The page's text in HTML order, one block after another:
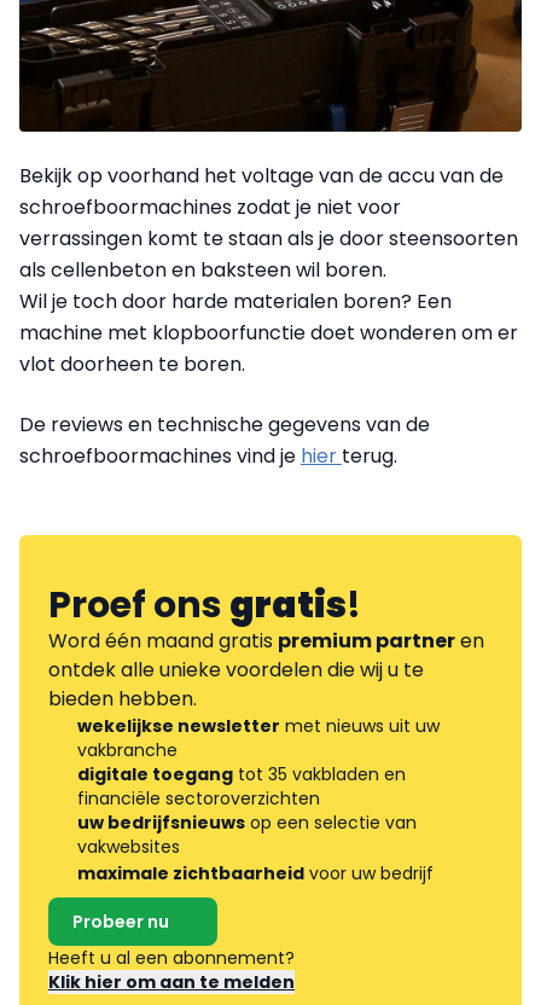
Bekijk op voorhand het voltage van de accu van de
schroefboormachines zodat je niet voor
verrassingen komt te staan als je door steensoorten
als cellenbeton en baksteen wil boren.
Wil je toch door harde materialen boren? Een
machine met klopboorfunctie doet wonderen om er
vlot doorheen te boren.
De reviews en technische gegevens van de
schroefboormachines vind je hier terug.
Proef onsgratis!
Word één maand gratis premium partneren
ontdek alle unieke voordelen die wij u te
bieden hebben.
wekelijkse newsletter met nieuws uit uw
vakbranche
digitale toegang tot 35 vakbladen en
financiële sectoroverzichten
uw bedrijfsnieuws op een selectie van
vakwebsites
maximale zichtbaarheid voor uw bedrijf
Probeer nu
Heeft u al een abonnement?
Klik hier om aan te melden